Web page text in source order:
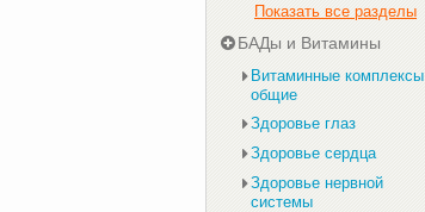
Показать все разделы
БАДы и Витамины
Витаминные комплексы
общие
Здоровье глаз
Здоровье сердца
Здоровье нервной
системы